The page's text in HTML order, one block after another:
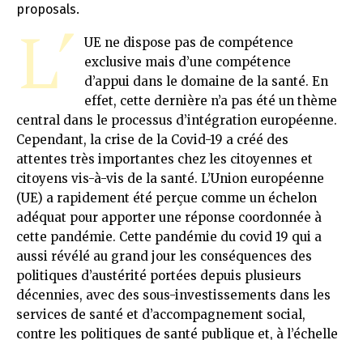
proposals.
L’
UE ne dispose pas de compétence
exclusive mais d’une compétence
d’appui dans le domaine de la santé. En
effet, cette dernière n’a pas été un thème
central dans le processus d’intégration européenne.
Cependant, la crise de la Covid-19 a créé des
attentes très importantes chez les citoyennes et
citoyens vis-à-vis de la santé. L’Union européenne
(UE) a rapidement été perçue comme un échelon
adéquat pour apporter une réponse coordonnée à
cette pandémie. Cette pandémie du covid 19 qui a
aussi révélé au grand jour les conséquences des
politiques d’austérité portées depuis plusieurs
décennies, avec des sous-investissements dans les
services de santé et d’accompagnement social,
contre les politiques de santé publique et, à l’échelle